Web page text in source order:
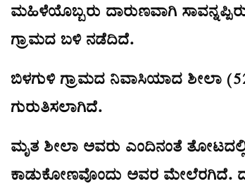
ಮಹಿಳೆಯೊಬ್ಬರು ದಾರುಣವಾಗಿ
ಗ್ರಾಮದ ಬಳಿ ನಡೆದಿದೆ.
ಬಿಳಗುಳಿ ಗ್ರಾಮದ ನಿವಾಸಿಯಾದ ಶೀಲಾ
ಗುರುತಿಸಲಾಗಿದೆ.
ಮೃತ ಶೀಲಾ ಅವರು ಎಂದಿನಂತೆ
ಕಾಡುಕೋಣವೊಂದು ಅವರ ಮೇಲೆರಗಿದೆ.